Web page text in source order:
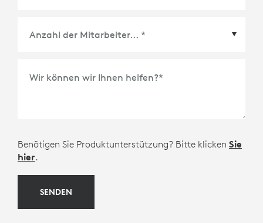
Wir können wir Ihnen helfen?*
Benötigen Sie Produktunterstützung? Bitte klicken Sie
hier.
SENDEN